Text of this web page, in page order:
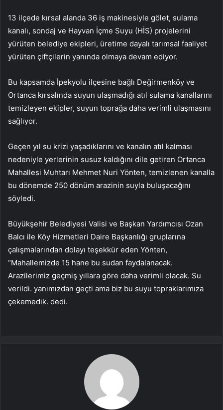
13 ilçede kırsal alanda 36 iş makinesiyle gölet, sulama
kanalı, sondaj ve Hayvan İçme Suyu (HİS) projelerini
yürüten belediye ekipleri, üretime dayalı tarımsal faaliyet
yürüten çiftçilerin yanında olmaya devam ediyor.
Bu kapsamda İpekyolu ilçesine bağlı Değirmenköy ve
Ortanca kırsalında suyun ulaşmadığı atıl sulama kanallarını
temizleyen ekipler, suyun toprağa daha verimli ulaşmasını
sağlıyor.
Geçen yıl su krizi yaşadıklarını ve kanalın atıl kalması
nedeniyle yerlerinin susuz kaldığını dile getiren Ortanca
Mahallesi Muhtarı Mehmet Nuri Yönten, temizlenen kanalla
bu dönemde 250 dönüm arazinin suyla buluşacağını
söyledi.
Büyükşehir Belediyesi Valisi ve Başkan Yardımcısı Ozan
Balcı ile Köy Hizmetleri Daire Başkanlığı gruplarına
çalışmalarından dolayı teşekkür eden Yönten,
“Mahallemizde 15 hane bu sudan faydalanacak.
Arazilerimiz geçmiş yıllara göre daha verimli olacak. Su
verildi. yanımızdan geçti ama biz bu suyu topraklarımıza
çekemedik. dedi.